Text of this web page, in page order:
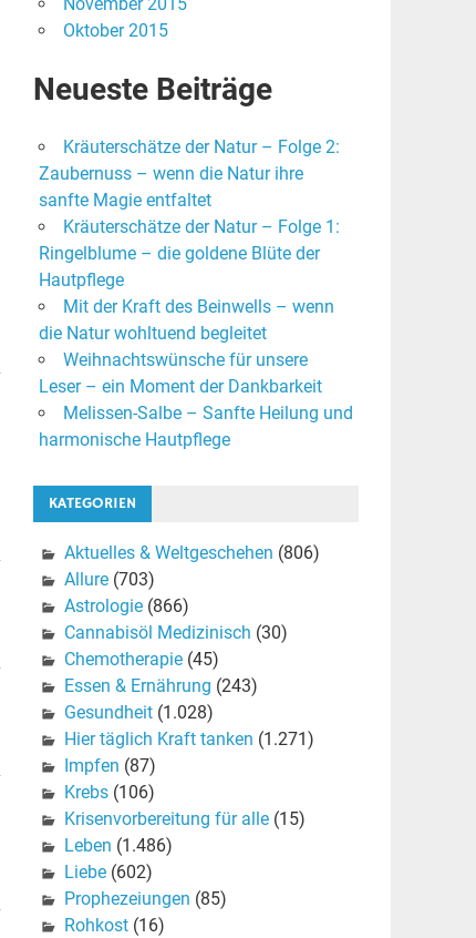
November 2015
Oktober 2015
Neueste Beiträge
Kräuterschätze der Natur – Folge 2:
Zaubernuss – wenn die Natur ihre
sanfte Magie entfaltet
Kräuterschätze der Natur – Folge 1:
Ringelblume – die goldene Blüte der
Hautpflege
Mit der Kraft des Beinwells – wenn
die Natur wohltuend begleitet
Weihnachtswünsche für unsere
Leser – ein Moment der Dankbarkeit
Melissen-Salbe – Sanfte Heilung und
harmonische Hautpflege
KATEGORIEN
Aktuelles & Weltgeschehen (806)
Allure(703)
Astrologie(866)
Cannabisöl Medizinisch (30)
Chemotherapie(45)
Essen & Ernährung (243)
Gesundheit(1.028)
Hier täglich Kraft tanken (1.271)
Impfen (87)
Krebs(106)
Krisenvorbereitung für alle(15)
Leben (1.486)
Liebe(602)
Prophezeiungen (85)
Rohkost(16)